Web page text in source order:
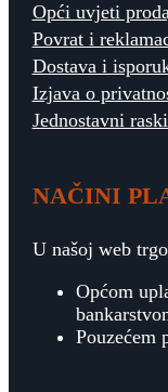
Opći uvjeti
Povrat i
Dostava i
Izjava o
Jednostavni
NAČINI
U našoj web
Općom
Pouzećem